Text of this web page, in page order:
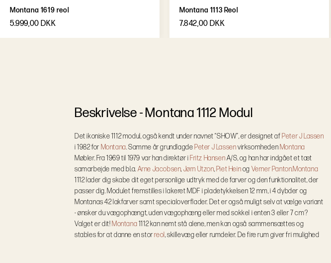
Montana 1619 reol
5.999,00 DKK
Montana 1113 Reol
7.842,00 DKK
Beskrivelse-Montana 1112 Modul
Det ikoniske 1112 modul, også kendt under navnet “SHOW”, er designet af Peter J Lassen
i 1982 for Montana. Samme år grundlagde Peter J Lassenvirksomheden Montana
Møbler. Fra 1969 til 1979 var han direktør i Fritz HansenA/S, og han har indgået et tæt
samarbejde med bl.a.Arne Jacobsen,Jørn Utzon,Piet Heinog Verner Panton.Montana
1112 lader dig skabe dit eget personlige udtryk med de farver og den funktionalitet, der
passer dig. Modulet fremstilles i lakeret MDF i pladetykkelsen 12 mm, i 4 dybder og
Montanas 42 lakfarver samt specialoverflader. Det er også muligt selv at vælge variant
- ønsker du vægophængt, uden vægophæng eller med sokkel i enten 3 eller 7 cm?
Valget er dit! Montana1112 kan nemt stå alene, men kan også sammensættes og
stables for at danne en storreol, skillevæg eller rumdeler. De fire rum giver fri mulighed